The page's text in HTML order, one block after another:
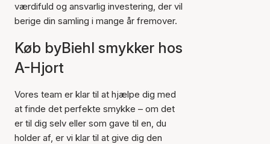
værdifuld og ansvarlig investering, der vil
berige din samling i mange år fremover.
Køb byBiehl smykker hos
A-Hjort
Vores team er klar til at hjælpe dig med
at finde det perfekte smykke – om det
er til dig selv eller som gave til en, du
holder af, er vi klar til at give dig den